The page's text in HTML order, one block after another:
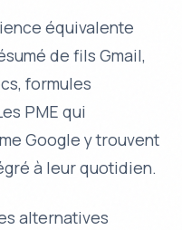
équivalente
de fils Gmail,
formules
PME qui
Google y trouvent
à leur quotidien.
alternatives